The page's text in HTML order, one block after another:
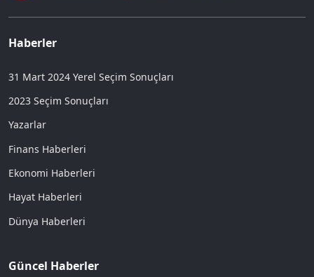
Haberler
31 Mart 2024 Yerel Seçim Sonuçları
2023 Seçim Sonuçları
Yazarlar
Finans Haberleri
Ekonomi Haberleri
Hayat Haberleri
Dünya Haberleri
Güncel Haberler